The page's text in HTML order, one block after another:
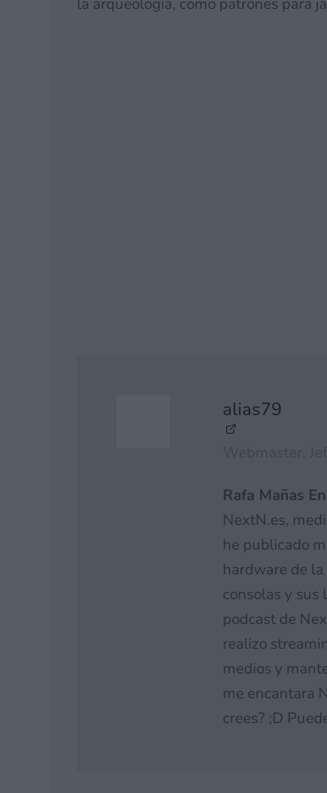
alias79
Rafa Mañas
NextN.es,
he publicado
hardware de
consolas y sus
podcast de
realizo
medios y
me encantara
crees? ;D